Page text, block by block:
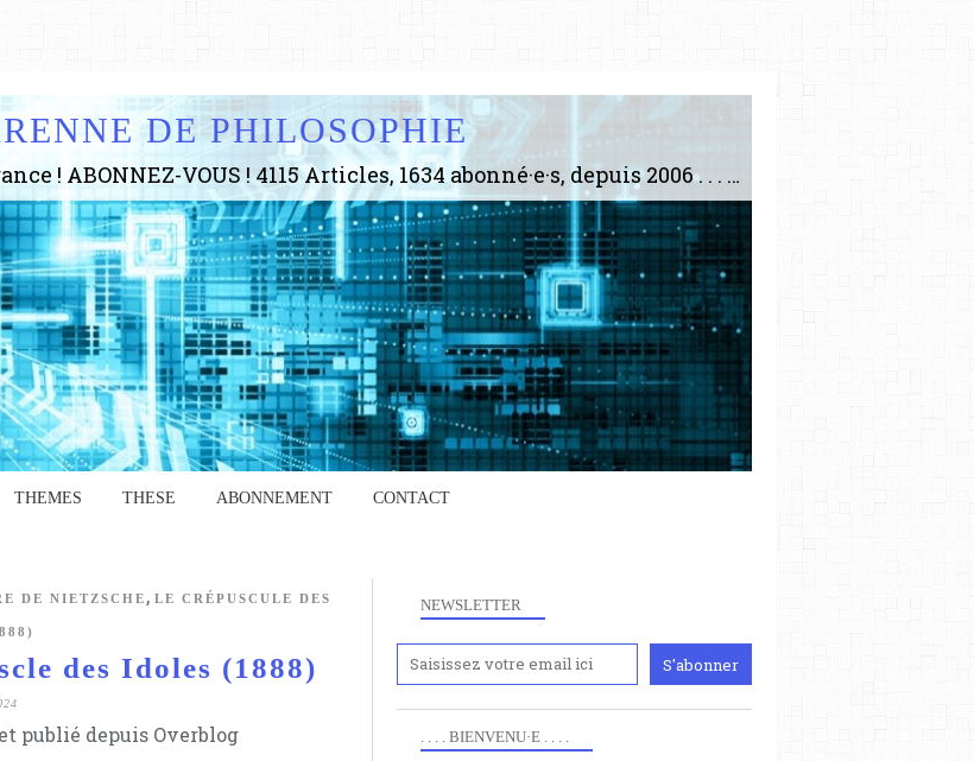
DE PHILOSOPHIE
Le plus gros site de philosophie de France ! ABONNEZ-VOUS ! 4115 Articles, 1634 abonné·e·s, depuis 2006 . . . . . . . . 2 852 214 pages vues jusqu'à présent. Prestance et être apte à un plus grand nombre de choses.
THEMES THESE ABONNEMENT CONTACT
DE NIETZSCHE , LE CRÉPUSCULE DES
des Idoles (1888)
publié depuis Overblog
NEWSLETTER
. . . . BIENVENU·E . . . .
Anciennement
www.paris8philo.com, ce site, créé
en 2006 lors du mouvement anti-CPE,